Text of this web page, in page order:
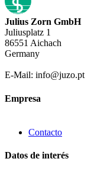
Julius Zorn GmbH
Juliusplatz 1
86551 Aichach
Germany
E-Mail: info@juzo.pt
Empresa
Contacto
Datos de interés